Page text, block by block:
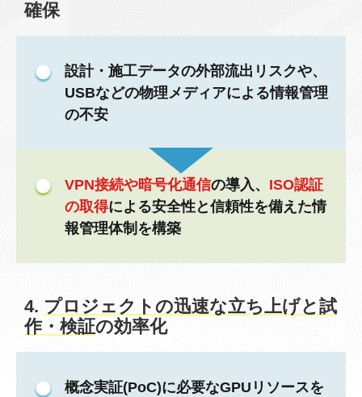
確保
設計・施工データの外部流出リスクや、
USBなどの物理メディアによる情報管理
の不安
VPN接続や暗号化通信の導入、 ISO認証
の取得による安全性と信頼性を備えた情
報管理体制を構築
4. プロジェクトの迅速な立ち上げと試
作・検証の効率化
概念実証(PoC)に必要なGPUリソースを